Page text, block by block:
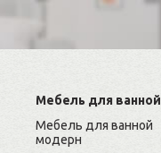
Мебель для ванной
Мебель для ванной
модерн